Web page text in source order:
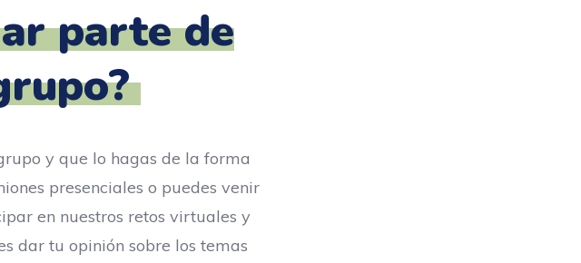
parte de
y que lo hagas de la forma
presenciales o puedes venir
en nuestros retos virtuales y
dar tu opinión sobre los temas